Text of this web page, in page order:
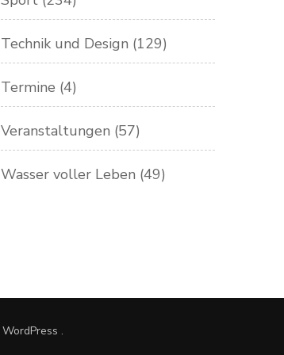
Technik und Design (129)
Termine (4)
Veranstaltungen (57)
Wasser voller Leben (49)
WordPress .